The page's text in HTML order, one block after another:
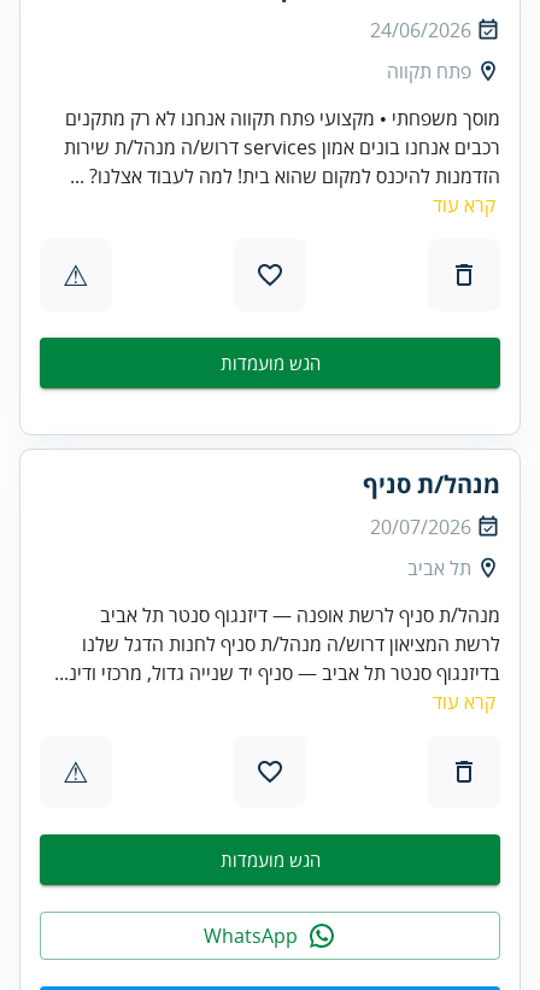
24/06/2026
פתח תקווה
מוסך משפחתי • מקצועי פתח תקווה אנחנו לא רק מתקנים
רכבים אנחנו בונים אמון services דרוש/ה מנהל/ת שירות
הזדמנות להיכנס למקום שהוא בית! למה לעבוד אצלנו? ...
קרא עוד
⚠
הגש מועמדות
מנהל/ת סניף
20/07/2026
תל אביב
מנהל/ת סניף לרשת אופנה — דיזנגוף סנטר תל אביב
לרשת המציאון דרוש/ה מנהל/ת סניף לחנות הדגל שלנו
בדיזנגוף סנטר תל אביב — סניף יד שנייה גדול, מרכזי ודינ...
קרא עוד
⚠
הגש מועמדות